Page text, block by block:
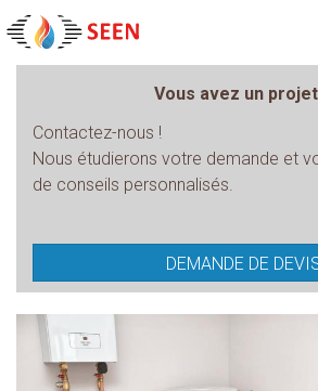
Vous avez un
Contactez-nous !
Nous étudierons votre demande et
de conseils personnalisés.
DEMANDE DE